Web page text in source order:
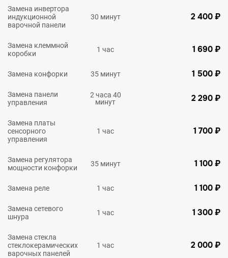
Замена инвертора
индукционной
варочной панели
30 минут 2 400 ₽
Замена клеммной
коробки
1 час 1 690 ₽
Замена конфорки 35 минут 1 500 ₽
Замена панели
управления
2 часа 40
минут
2 290 ₽
Замена платы
сенсорного
управления
1 час 1 700 ₽
Замена регулятора
мощности конфорки
35 минут 1 100 ₽
Замена реле 1 час 1 100 ₽
Замена сетевого
шнура
1 час 1 300 ₽
Замена стекла
стеклокерамических
варочных панелей
1 час 2 000 ₽